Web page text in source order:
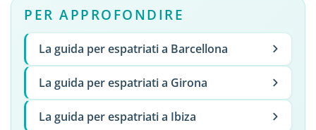
PER APPROFONDIRE
La guida per espatriati a Barcellona
La guida per espatriati a Girona
La guida per espatriati a Ibiza